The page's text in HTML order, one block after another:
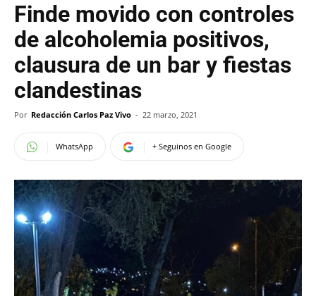
Finde movido con controles
de alcoholemia positivos,
clausura de un bar y fiestas
clandestinas
Por Redacción Carlos Paz Vivo - 22 marzo, 2021
WhatsApp + Seguinos en Google